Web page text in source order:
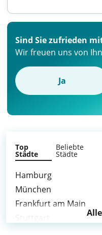
Sind Sie zufrieden
Wir freuen uns von
Ja
Top
Städte
Beliebte
Städte
Hamburg
München
Frankfurt am Main